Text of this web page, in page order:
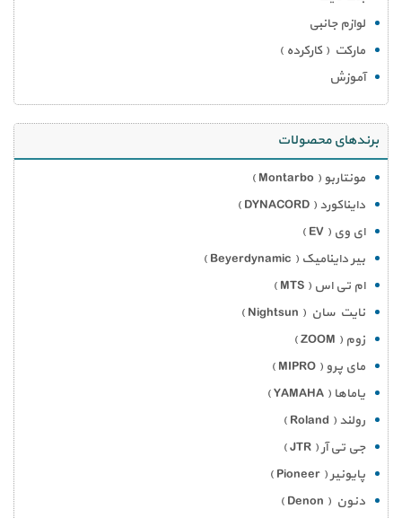
لوازم جانبی
مارکت ( کارکرده )
آموزش
برندهای محصولات
مونتاربو ( Montarbo )
دایناکورد ( DYNACORD )
ای وی ( EV )
بیر داینامیک ( Beyerdynamic )
ام تی اس ( MTS )
نایت سان ( Nightsun )
زوم ( ZOOM )
مای پرو ( MIPRO )
یاماها ( YAMAHA )
رولند ( Roland )
جی تی آر ( JTR )
پایونیر ( Pioneer )
دنون ( Denon )